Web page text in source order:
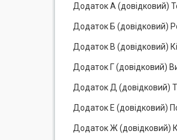
Додаток А (довідковий)
Додаток Б (довідковий)
Додаток В (довідковий)
Додаток Г (довідковий)
Додаток Д (довідковий)
Додаток Е (довідковий)
Додаток Ж (довідковий)